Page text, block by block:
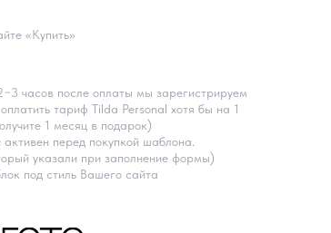
«Купить»
часов после оплаты мы зарегистрируем
тариф Tilda Personal хотя бы на 1
1 месяц в подарок)
активен перед покупкой шаблона.
указали при заполнение формы)
под стиль Вашего сайта